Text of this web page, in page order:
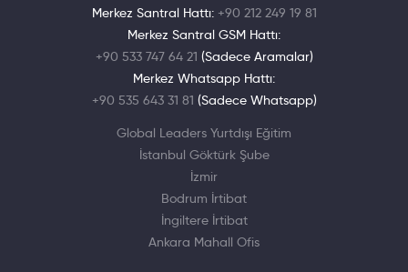
Merkez Santral Hattı: +90 212 249 19 81
Merkez Santral GSM Hattı:
+90 533 747 64 21 (Sadece Aramalar)
Merkez Whatsapp Hattı:
+90 535 643 31 81 (Sadece Whatsapp)
Global Leaders Yurtdışı Eğitim
İstanbul Göktürk Şube
İzmir
Bodrum İrtibat
İngiltere İrtibat
Ankara Mahall Ofis